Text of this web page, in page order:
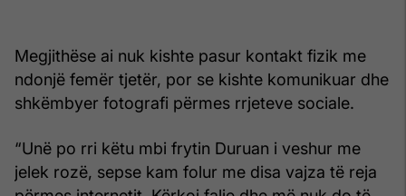
Megjithëse ai nuk kishte pasur kontakt fizik me
ndonjë femër tjetër, por se kishte komunikuar dhe
shkëmbyer fotografi përmes rrjeteve sociale.
“Unë po rri këtu mbi frytin Duruan i veshur me
jelek rozë, sepse kam folur me disa vajza të reja